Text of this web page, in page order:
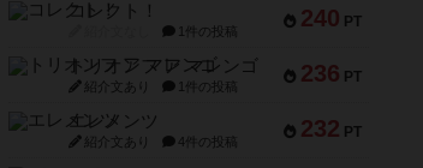
240 PT
コレクト！
1件の投稿
236 PT
トリオンフ ア マレンゴ
紹介文あり 1件の投稿
232 PT
エレメンツ
紹介文あり 4件の投稿